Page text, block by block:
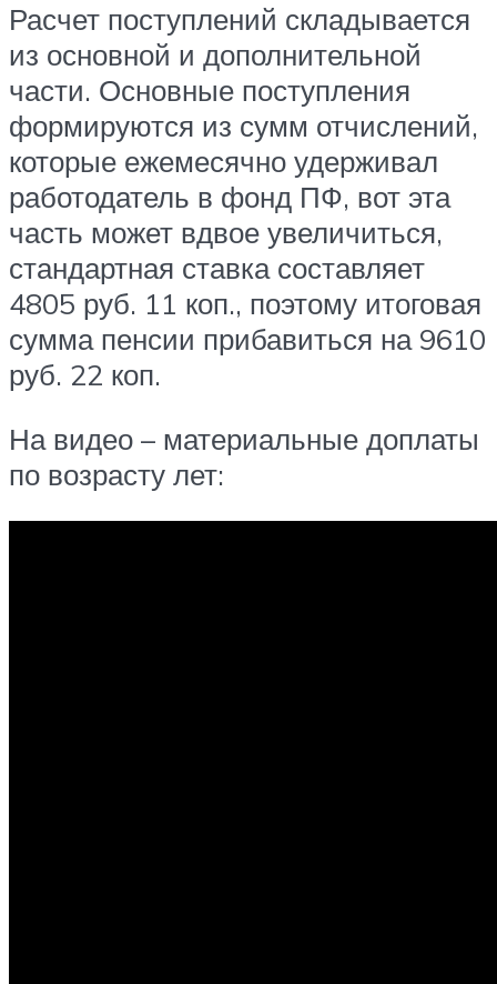
Расчет поступлений складывается
из основной и дополнительной
части. Основные поступления
формируются из сумм отчислений,
которые ежемесячно удерживал
работодатель в фонд ПФ, вот эта
часть может вдвое увеличиться,
стандартная ставка составляет
4805 руб. 11 коп., поэтому итоговая
сумма пенсии прибавиться на 9610
руб. 22 коп.
На видео – материальные доплаты
по возрасту лет: